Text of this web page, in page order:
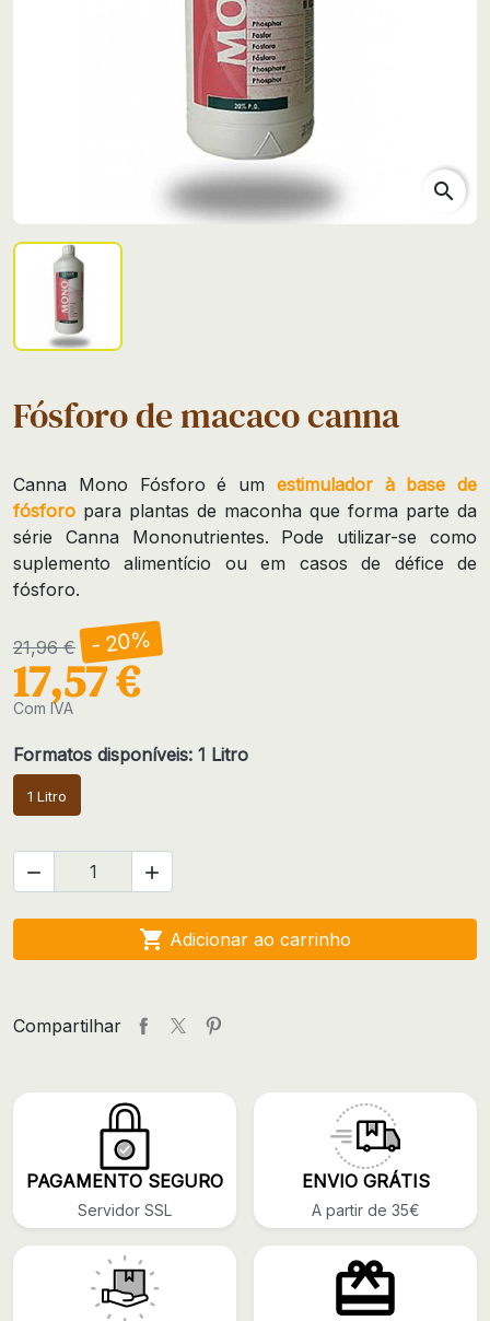
search
Fósforo de macaco canna
Canna Mono Fósforo é um estimulador à base de
fósforo para plantas de maconha que forma parte da
série Canna Mononutrientes. Pode utilizar-se como
suplemento alimentício ou em casos de défice de
fósforo.
21,96 € - 20%
17,57 €
Com IVA
Formatos disponíveis: 1 Litro
1 Litro
 
 Adicionar ao carrinho
Compartilhar
PAGAMENTO SEGURO
Servidor SSL
ENVIO GRÁTIS
A partir de 35€